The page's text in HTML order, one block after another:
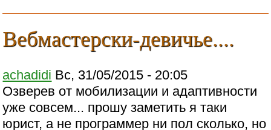
Вебмастерски-девичье....
achadidi Вс, 31/05/2015 - 20:05
Озверев от мобилизации и адаптивности
уже совсем... прошу заметить я таки
юрист, а не программер ни пол сколько, но